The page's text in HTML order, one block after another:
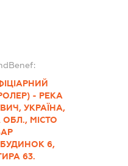
- РЕКА
УКРАЇНА,
ОБЛ., МІСТО
6,
63.